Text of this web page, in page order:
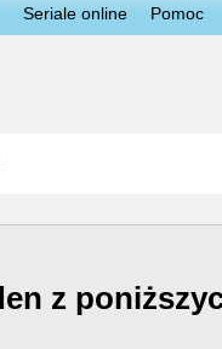
Seriale online Pomoc
z